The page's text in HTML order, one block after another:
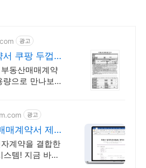
광고
쿠팡 두껍고
동산매매계약
으로 만나보세
광고
매계약서 제공
지 한 번에
계약을 결합한